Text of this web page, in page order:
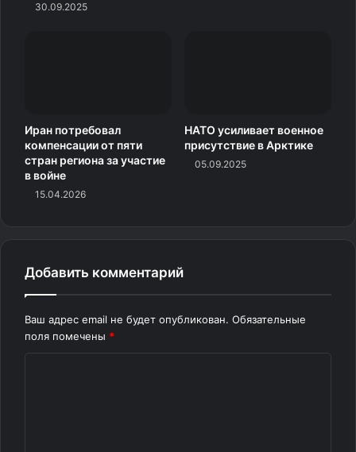
30.09.2025
Иран потребовал
компенсации от пяти
стран региона за участие
в войне
15.04.2026
НАТО усиливает военное
присутствие в Арктике
05.09.2025
Добавить комментарий
Ваш адрес email не будет опубликован. Обязательные
поля помечены *